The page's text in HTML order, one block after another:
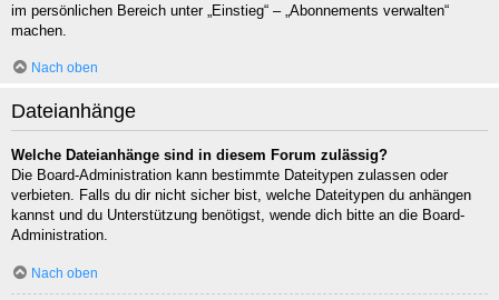
im persönlichen Bereich unter „Einstieg“ – „Abonnements verwalten“
machen.
Nach oben
Dateianhänge
Welche Dateianhänge sind in diesem Forum zulässig?
Die Board-Administration kann bestimmte Dateitypen zulassen oder
verbieten. Falls du dir nicht sicher bist, welche Dateitypen du anhängen
kannst und du Unterstützung benötigst, wende dich bitte an die Board-
Administration.
Nach oben